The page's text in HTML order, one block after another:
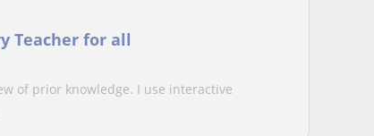
Teacher for all
of prior knowledge. I use interactive